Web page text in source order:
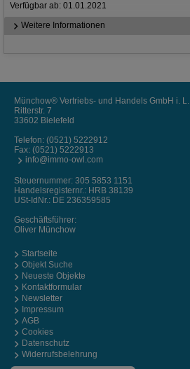
Verfügbar ab: 01.01.2021
Weitere Informationen
Münchow® Vertriebs- und Handels GmbH i. L.
Ritterstr. 7
33602 Bielefeld
Telefon: (0521) 5222912
Fax: (0521) 5222913
info@immo-owl.com
Steuernummer: 305 5853 1151
Handelsregisternr.: HRB 38139
USt-IdNr.: DE 236359585
Geschäftsführer:
Oliver Münchow
Startseite
Objekt Suche
Neueste Objekte
Kontaktformular
Newsletter
Impressum
AGB
Cookies
Datenschutz
Widerrufsbelehrung